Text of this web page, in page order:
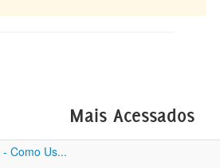
Mais Acessados
Como Us...